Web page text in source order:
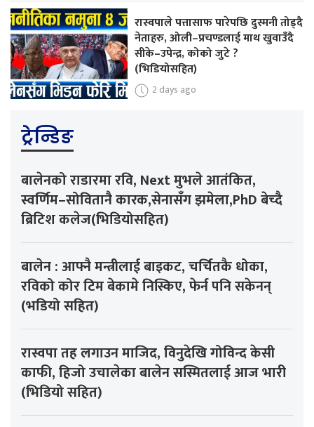
रास्वपाले पत्तासाफ पारेपछि दुस्मनी तोड्दै
नेताहरु, ओली–प्रचण्डलाई माथ खुवाउँदै
सीके–उपेन्द्र, कोको जुटे ?
(भिडियोसहित)
2 days ago
ट्रेन्डिङ
बालेनको राडारमा रवि, Next मुभले आतंकित,
स्वर्णिम–सोवितानै कारक,सेनासँग झमेला,PhD बेच्दै
ब्रिटिश कलेज(भिडियोसहित)
बालेन : आफ्नै मन्त्रीलाई बाइकट, चर्चितकै धोका,
रविको कोर टिम बेकामे निस्किए, फेर्न पनि सकेनन्
(भडियो सहित)
रास्वपा तह लगाउन माजिद, विनुदेखि गोविन्द केसी
काफी, हिजो उचालेका बालेन सस्मितलाई आज भारी
(भिडियो सहित)